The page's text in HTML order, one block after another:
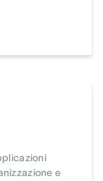
e